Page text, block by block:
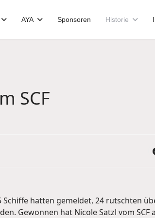
AYA Sponsoren Historie
SCF
Schiffe hatten gemeldet, 24 rutschten
Gewonnen hat Nicole Satzl vom SCF